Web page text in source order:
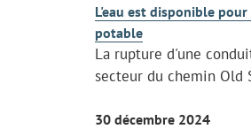
L'eau est disponible
potable
La rupture d'une
secteur du chemin Old
30 décembre 2024